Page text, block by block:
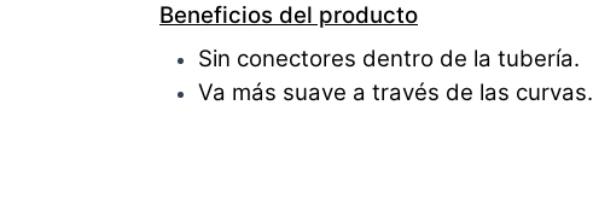
Beneficios del producto
Sin conectores dentro de la tubería.
Va más suave a través de las curvas.